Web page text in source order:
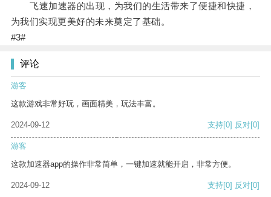
飞速加速器的出现，为我们的生活带来了便捷和快捷，
为我们实现更美好的未来奠定了基础。
#3#
评论
游客
这款游戏非常好玩，画面精美，玩法丰富。
2024-09-12 支持[0] 反对[0]
游客
这款加速器app的操作非常简单，一键加速就能开启，非常方便。
2024-09-12 支持[0] 反对[0]